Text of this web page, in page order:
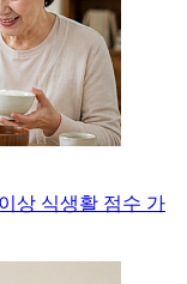
상 식생활 점수 가